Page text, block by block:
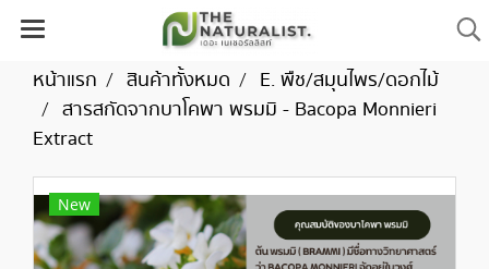
หน้าแรก สินค้าทั้งหมด
E. พืช/สมุนไพร/ดอกไม้
สารสกัดจากบาโคพา พรมมิ - Bacopa Monnieri
Extract
New